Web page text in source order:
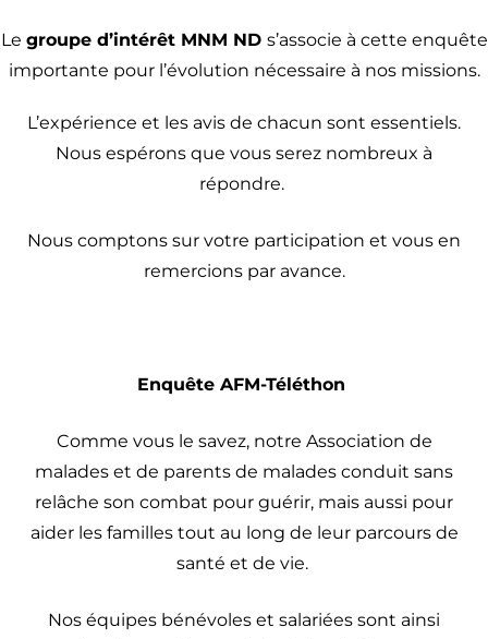
Le groupe d’intérêt MNM ND s’associe à cette enquête
importante pour l’évolution nécessaire à nos missions.
L’expérience et les avis de chacun sont essentiels.
Nous espérons que vous serez nombreux à
répondre.
Nous comptons sur votre participation et vous en
remercions par avance.
Enquête AFM-Téléthon
Comme vous le savez, notre Association de
malades et de parents de malades conduit sans
relâche son combat pour guérir, mais aussi pour
aider les familles tout au long de leur parcours de
santé et de vie.
Nos équipes bénévoles et salariées sont ainsi